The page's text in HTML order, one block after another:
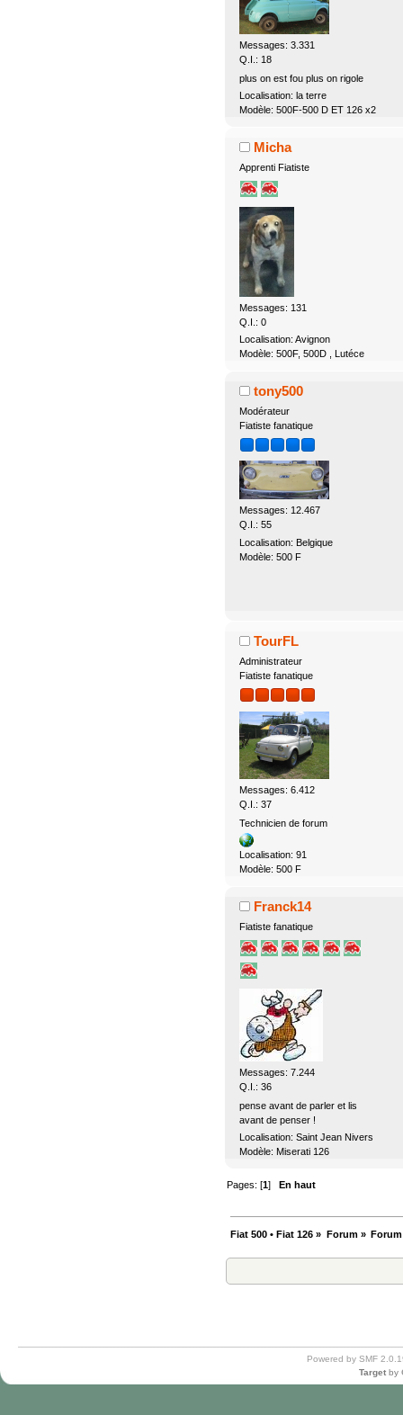
Messages: 3.331
Q.I.: 18
plus on est fou plus on rigole
Localisation: la terre
Modèle: 500F-500 D ET 126 x2
Micha
Apprenti Fiatiste
Messages: 131
Q.I.: 0
Localisation: Avignon
Modèle: 500F, 500D , Lutéce
tony500
Modérateur
Fiatiste fanatique
Messages: 12.467
Q.I.: 55
Localisation: Belgique
Modèle: 500 F
TourFL
Administrateur
Fiatiste fanatique
Messages: 6.412
Q.I.: 37
Technicien de forum
Localisation: 91
Modèle: 500 F
Franck14
Fiatiste fanatique
Messages: 7.244
Q.I.: 36
pense avant de parler et lis
avant de penser !
Localisation: Saint Jean Nivers
Modèle: Miserati 126
Pages: [1]En haut
Fiat 500 • Fiat 126 » Forum»
Powered by SMF
Target by